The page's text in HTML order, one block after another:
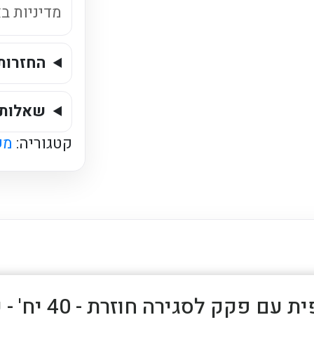
מדיניות
קטגוריה:
עם פקק לסגירה חוזרת - 40 יח' - כשר